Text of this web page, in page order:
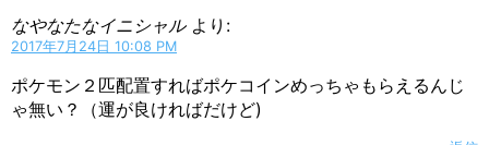
なやなたなイニシャル より:
2017年7月24日 10:08 PM
ポケモン２匹配置すればポケコインめっちゃもらえるんじ
ゃ無い？（運が良ければだけど)